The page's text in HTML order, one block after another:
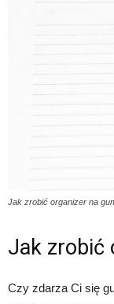
Jak zrobić organizer na
Jak zrobić
Czy zdarza Ci się